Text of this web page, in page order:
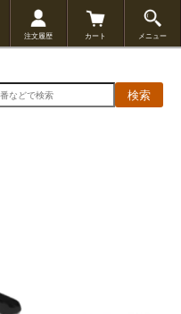
注文履歴 カート メニュー
検索